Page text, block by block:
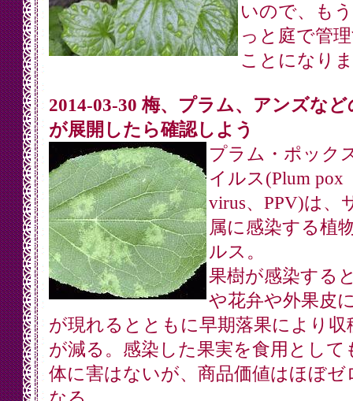
いので、も
っと庭で管
ことになり
2014-03-30 梅、プラム、アンズなど
が展開したら確認しよう
プラム・ポック
イルス(Plum pox
virus、PPV)は、
属に感染する植
ルス。
果樹が感染する
や花弁や外果皮
が現れるとともに早期落果により収
が減る。感染した果実を食用として
体に害はないが、商品価値はほぼゼ